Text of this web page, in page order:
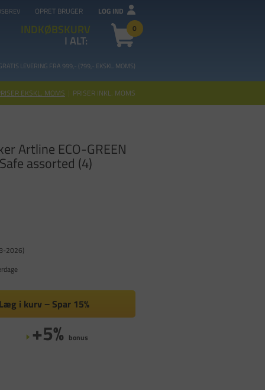
OPRET BRUGER LOG IND
INDKØBSKURV 0
I ALT:
LEVERING FRA 999,- (799,- EKSKL. MOMS)
EKSKL. MOMS | PRISER INKL. MOMS
Artline ECO-GREEN
assorted (4)
2026)
Læg i kurv Spar 15%
+5% bonus